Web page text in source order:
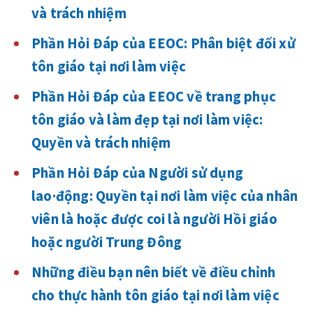
và trách nhiệm
Phần Hỏi Đáp của EEOC: Phân biệt đối xử
tôn giáo tại nơi làm việc
Phần Hỏi Đáp của EEOC về trang phục
tôn giáo và làm đẹp tại nơi làm việc:
Quyền và trách nhiệm
Phần Hỏi Đáp của Người sử dụng
lao·động: Quyền tại nơi làm việc của nhân
viên là hoặc được coi là người Hồi giáo
hoặc người Trung Đông
Những điều bạn nên biết về điều chỉnh
cho thực hành tôn giáo tại nơi làm việc